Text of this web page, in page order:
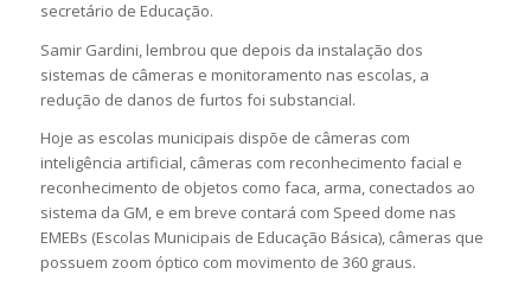
secretário de Educação.
Samir Gardini, lembrou que depois da instalação dos
sistemas de câmeras e monitoramento nas escolas, a
redução de danos de furtos foi substancial.
Hoje as escolas municipais dispõe de câmeras com
inteligência artificial, câmeras com reconhecimento facial e
reconhecimento de objetos como faca, arma, conectados ao
sistema da GM, e em breve contará com Speed dome nas
EMEBs (Escolas Municipais de Educação Básica), câmeras que
possuem zoom óptico com movimento de 360 graus.